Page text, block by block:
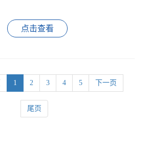
大的品牌支持，成为行业内的
标杆品牌，它不仅为消费者提
间。
点击查看
1 2 3 4 5 下一页
尾页